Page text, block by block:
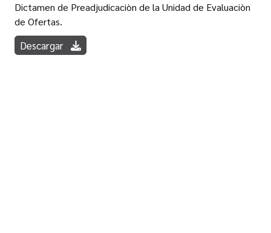
Dictamen de Preadjudicaciòn de la Unidad de Evaluaciòn
de Ofertas.
Descargar